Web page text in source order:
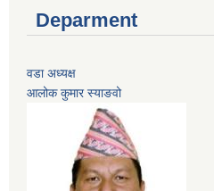
Deparment
वडा अध्यक्ष
आलोक कुमार स्याङवो